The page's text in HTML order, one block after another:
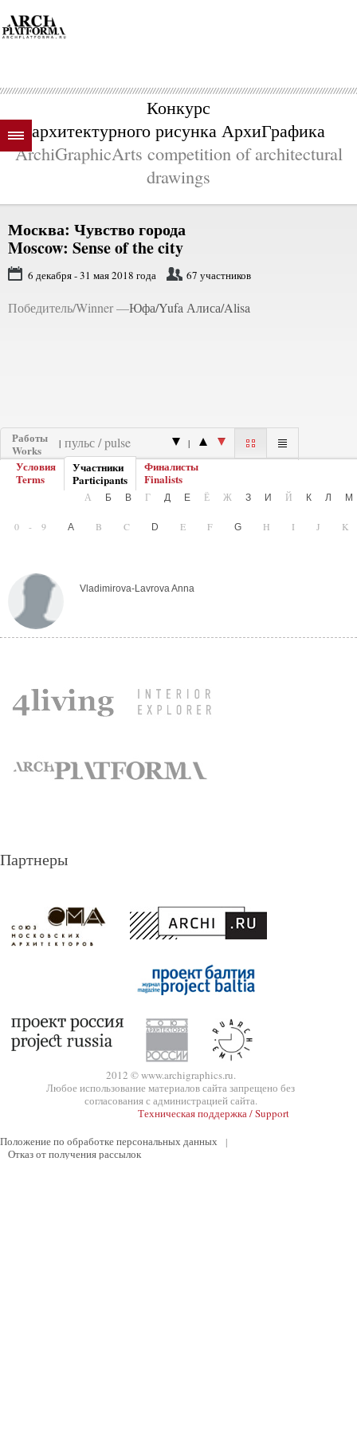
Конкурс
архитектурного рисунка АрхиГрафика
ArchiGraphicArts competition of architectural
drawings
Москва: Чувство города
Moscow: Sense of the city
6 декабря - 31 мая 2018 года 67 участников
Победитель/Winner —Юфа/Yufa Алиса/Alisa
Работы
Works
| |
Условия
Terms
Участники
Participants
Финалисты
Finalists
А Б В Г Д Е Ё Ж З И Й К Л
0-9 A B C D E F G H I J
Vladimirova-Lavrova Anna
Партнеры
2012 © www.archigraphics.ru.
Любое использование материалов сайта запрещено без
согласования с администрацией сайта.
Техническая поддержка / Support
Положение по обработке персональных данных
|
Отказ от получения рассылок